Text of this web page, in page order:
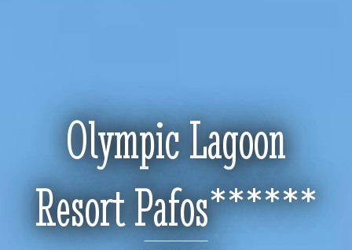
Olympic Lagoon
Resort Pafos******